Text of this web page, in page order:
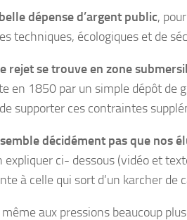
dépense d’argent public,
techniques, écologiques et de
rejet se trouve en zone
en 1850 par un simple dépôt de
supporter ces contraintes
décidément pas que nos
expliquer ci- dessous (vidéo et
à celle qui sort d’un karcher
aux pressions beaucoup